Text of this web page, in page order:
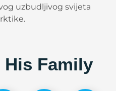
uzbudljivog svijeta
His Family